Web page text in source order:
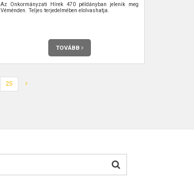
Az Önkormányzati Hírek 470 példányban jelenik meg
Véménden. Teljes terjedelmében elolvashatja.
TOVÁBB
25